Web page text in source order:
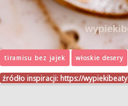
tiramisu bez jajek włoskie desery
źródło inspiracji: https://